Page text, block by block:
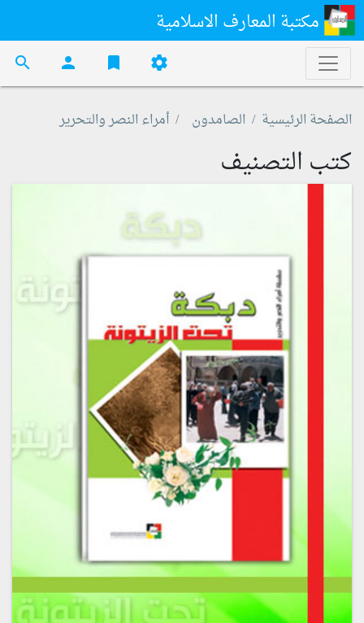
مكتبة المعارف الاسلامية
settings
bookmark
person
search
الصفحة الرئيسية الصامدون أمراء النصر والتحرير
كتب التصنيف